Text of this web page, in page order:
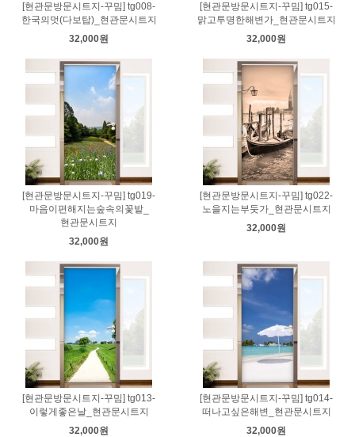
[현관문방문시트지-꾸밈] tg008-
한국의멋(다보탑)_현관문시트지
32,000원
[현관문방문시트지-꾸밈] tg015-
맑고투명한해변가_현관문시트지
32,000원
[현관문방문시트지-꾸밈] tg019-
마음이편해지는숲속의꽃밭_
현관문시트지
32,000원
[현관문방문시트지-꾸밈] tg022-
노을지는부둣가_현관문시트지
32,000원
[현관문방문시트지-꾸밈] tg013-
이렇게좋은날_현관문시트지
32,000원
[현관문방문시트지-꾸밈] tg014-
떠나고싶은해변_현관문시트지
32,000원